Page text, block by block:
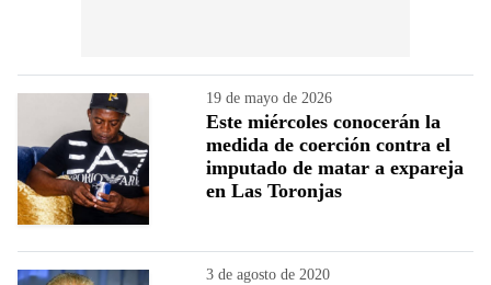
19 de mayo de 2026
Este miércoles conocerán la
medida de coerción contra el
imputado de matar a expareja
en Las Toronjas
3 de agosto de 2020